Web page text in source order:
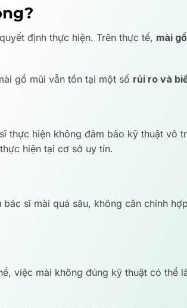
định thực hiện. Trên thực tế, mài
gồ mũi vẫn tồn tại một số rủi ro và
thực hiện không đảm bảo kỹ thuật vô
hiện tại cơ sở uy tín.
sĩ mài quá sâu, không căn chỉnh
việc mài không đúng kỹ thuật có thể